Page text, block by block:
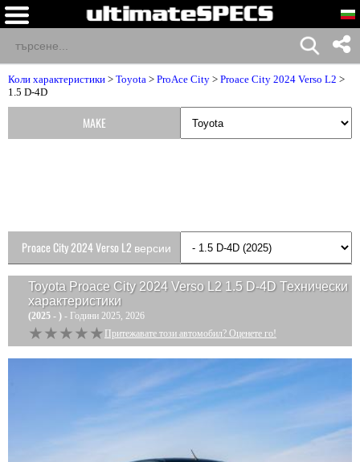
Коли характеристики > Toyota > ProAce City > Proace City 2024 Verso L2 >
1.5 D-4D
Toyota Proace City 2024 Verso L2 1.5 D-4D Технически
характеристики
(2025 - ) - Години 2025, 2026
★★★★★
★★★★★ Притежавате този автомобил? Оценете го!
MAKE
Proace City 2024 Verso L2 версии